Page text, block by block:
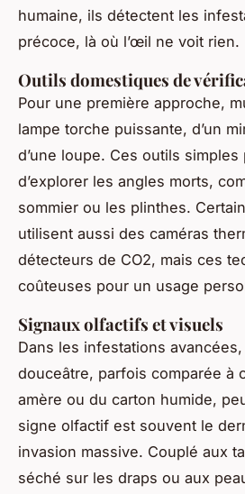
humaine, ils détectent les
précoce, là où l’œil ne voit rien.
Outils domestiques de
Pour une première approche,
lampe torche puissante, d’un
d’une loupe. Ces outils simples
d’explorer les angles morts,
sommier ou les plinthes.
utilisent aussi des caméras
détecteurs de CO2, mais ces
coûteuses pour un usage
Signaux olfactifs et visuels
Dans les infestations
douceâtre, parfois comparée à
amère ou du carton humide,
signe olfactif est souvent le
invasion massive. Couplé aux
séché sur les draps ou aux